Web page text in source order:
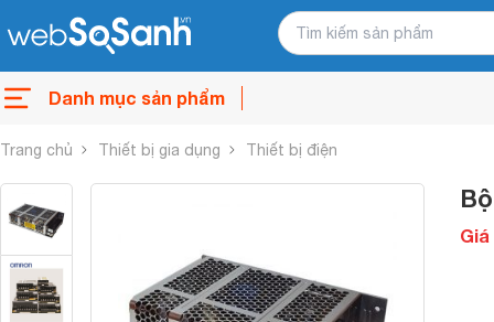
Danh mục sản phẩm
Trang chủ Thiết bị gia dụng Thiết bị điện